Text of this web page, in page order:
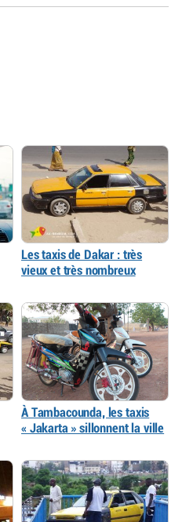
Les taxis de Dakar : très
vieux et très nombreux
À Tambacounda, les taxis
« Jakarta » sillonnent la ville